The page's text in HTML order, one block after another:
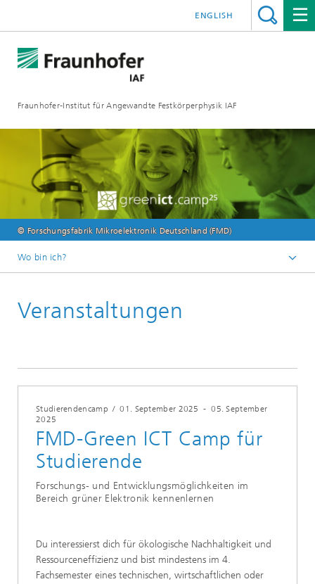
Fraunhofer-Institut für Angewandte Festkörperphysik IAF
ENGLISH
© Forschungsfabrik Mikroelektronik Deutschland (FMD)
Wo bin ich?
Veranstaltungen
Veranstaltungen
Studierendencamp /01. September 2025 -05. September
2025
FMD-Green ICT Camp für
Studierende
Forschungs- und Entwicklungsmöglichkeiten im
Bereich grüner Elektronik kennenlernen
Du interessierst dich für ökologische Nachhaltigkeit und
Ressourceneffizienz und bist mindestens im 4.
Fachsemester eines technischen, wirtschaftlichen oder